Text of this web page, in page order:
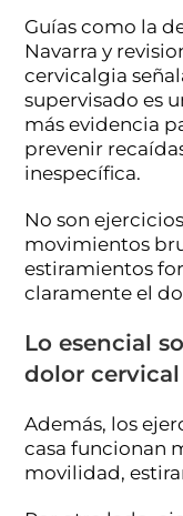
Guías como la
Navarra y
cervicalgia
supervisado es
más evidencia
prevenir
inespecífica.
No son
movimientos
estiramientos
claramente el
Lo esencial
dolor cervical
Además, los
casa funcionan
movilidad,